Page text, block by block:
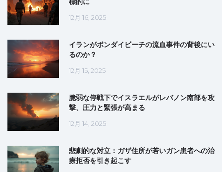
12月 16, 2025
イランがボンダイビーチの流血事件の背後にい
るのか？
12月 15, 2025
脆弱な停戦下でイスラエルがレバノン南部を攻
撃、圧力と緊張が高まる
12月 14, 2025
悲劇的な対立：ガザ住所が若いガン患者への治
療拒否を引き起こす